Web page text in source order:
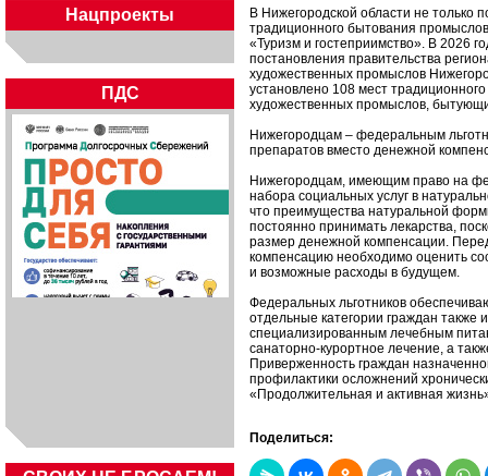
Нацпроекты
ПДС
В Нижегородской области не только
традиционного бытования
«Туризм и гостеприимство». В 2026
постановления правительства
художественных промыслов
установлено 108 мест
художественных промыслов,
Нижегородцам – федеральным
препаратов вместо денежной
Нижегородцам, имеющим право на
набора социальных услуг в
что преимущества натуральной
постоянно принимать лекарства,
размер денежной компенсации.
компенсацию необходимо оценить
и возможные расходы в будущем.
Федеральных льготников
отдельные категории граждан
специализированным лечебным
санаторно-курортное лечение, а
Приверженность граждан
профилактики осложнений
«Продолжительная и активная
Поделиться: